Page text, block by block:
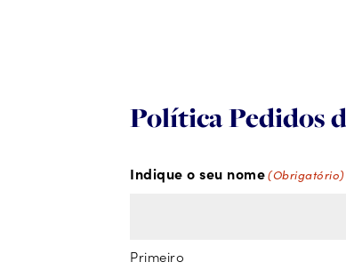
Política Pedidos
Indique o seu nome(Obrigatório)
Primeiro